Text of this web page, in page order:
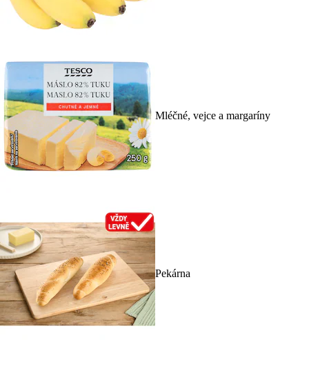
Mléčné, vejce a margaríny
Pekárna